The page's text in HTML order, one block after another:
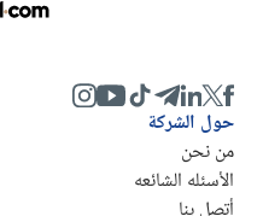
حول الشركة
من نحن
الأسئله الشائعه